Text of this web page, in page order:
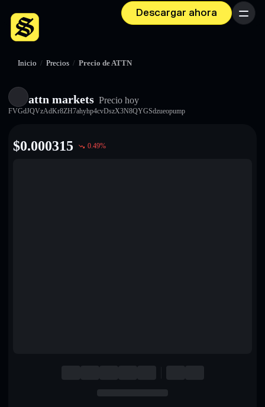
Descargar ahora Menú
Inicio / Precios / Precio de ATTN
attn markets Precio hoy
FVGdJQVzAdKr8ZH7ahyhp4cvDszX3N8QYGSdzueopump
$0.000315 0.49%